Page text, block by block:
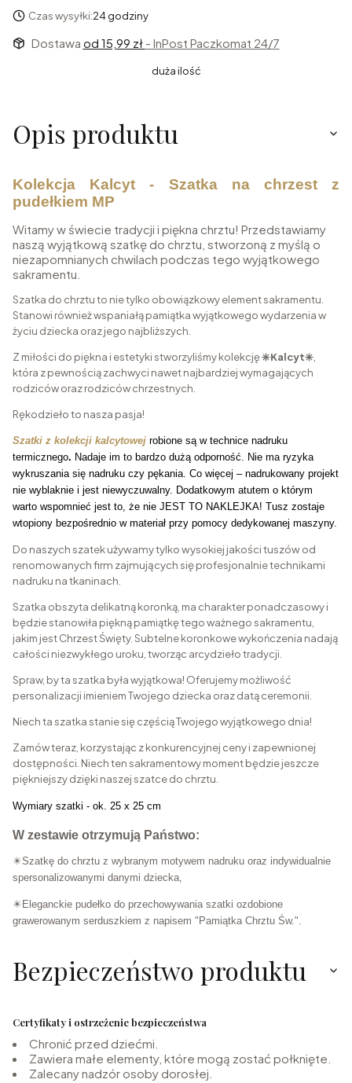
Czas wysyłki:24 godziny
Dostawa od 15,99 zł - InPost Paczkomat 24/7
duża ilość
Opis produktu
Kolekcja Kalcyt - Szatka na chrzest z
pudełkiem MP
Witamy w świecie tradycji i piękna chrztu! Przedstawiamy
naszą wyjątkową szatkę do chrztu, stworzoną z myślą o
niezapomnianych chwilach podczas tego wyjątkowego
sakramentu.
Szatka do chrztu to nie tylko obowiązkowy element sakramentu.
Stanowi również wspaniałą pamiątka wyjątkowego wydarzenia w
życiu dziecka oraz jego najbliższych.
Z miłości do piękna i estetyki stworzyliśmy kolekcję✳️Kalcyt✳️
która z pewnością zachwyci nawet najbardziej wymagających
rodziców oraz rodziców chrzestnych.
Rękodzieło to nasza pasja!
Szatki z kolekcji kalcytowej robione są w technice nadruku
termicznego. Nadaje im to bardzo dużą odporność. Nie ma ryzyka
wykruszania się nadruku czy pękania. Co więcej – nadrukowany projekt
nie wyblaknie i jest niewyczuwalny. Dodatkowym atutem o którym
warto wspomnieć jest to, że nie JEST TO NAKLEJKA! Tusz zostaje
wtopiony bezpośrednio w materiał przy pomocy dedykowanej maszyny.
Do naszych szatek używamy tylko wysokiej jakości tuszów od
renomowanych firm zajmujących się profesjonalnie technikami
nadruku na tkaninach.
Szatka obszyta delikatną koronką, ma charakter ponadczasowy i
będzie stanowiła piękną pamiątkę tego ważnego sakramentu,
jakim jest Chrzest Święty. Subtelne koronkowe wykończenia nadają
całości niezwykłego uroku, tworząc arcydzieło tradycji.
Spraw, by ta szatka była wyjątkowa! Oferujemy możliwość
personalizacji imieniem Twojego dziecka oraz datą ceremonii.
Niech ta szatka stanie się częścią Twojego wyjątkowego dnia!
Zamów teraz, korzystając z konkurencyjnej ceny i zapewnionej
dostępności. Niech ten sakramentowy moment będzie jeszcze
piękniejszy dzięki naszej szatce do chrztu.
Wymiary szatki - ok. 25 x 25 cm
W zestawie otrzymują Państwo:
✴️Szatkę do chrztu z wybranym motywem nadruku oraz indywidualnie
spersonalizowanymi danymi dziecka,
✴️Eleganckie pudełko do przechowywania szatki ozdobione
grawerowanym serduszkiem z napisem "Pamiątka Chrztu Św.".
Bezpieczeństwo produktu
Certyfikaty i ostrzeżenie bezpieczeństwa
Chronić przed dziećmi.
Zawiera małe elementy, które mogą zostać połknięte.
Zalecany nadzór osoby dorosłej.